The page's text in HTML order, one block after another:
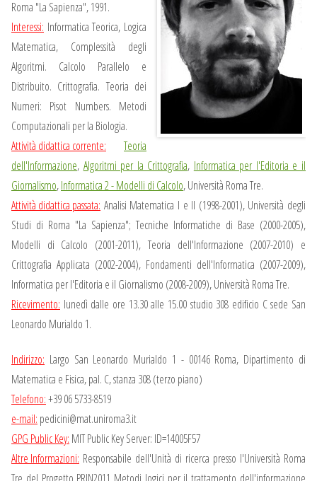
Roma "La Sapienza", 1991.
Interessi: Informatica Teorica, Logica
Matematica, Complessità degli
Algoritmi. Calcolo Parallelo e
Distribuito. Crittografia. Teoria dei
Numeri: Pisot Numbers. Metodi
Computazionali per la Biologia.
Attività didattica corrente:
Teoria
dell'Informazione, Algoritmi per la Crittografia, Informatica per l'Editoria e il
Giornalismo,Informatica 2 - Modelli di Calcolo, Università Roma Tre.
Attività didattica passata: Analisi Matematica I e II (1998-2001), Università degli
Studi di Roma "La Sapienza"; Tecniche Informatiche di Base (2000-2005),
Modelli di Calcolo (2001-2011), Teoria dell'Informazione (2007-2010) e
Crittografia Applicata (2002-2004), Fondamenti dell'Informatica (2007-2009),
Informatica per l'Editoria e il Giornalismo (2008-2009), Università Roma Tre.
Ricevimento: lunedì dalle ore 13.30 alle 15.00 studio 308 edificio C sede San
Leonardo Murialdo 1.
Indirizzo: Largo San Leonardo Murialdo 1 - 00146 Roma, Dipartimento di
Matematica e Fisica, pal. C, stanza 308 (terzo piano)
Telefono:+39 06 5733-8519
e-mail: pedicini@mat.uniroma3.it
GPG Public Key: MIT Public Key Server: ID=14005F57
Altre Informazioni: Responsabile dell'Unità di ricerca presso l'Università Roma
Tre del Progetto PRIN2011 Metodi logici per il trattamento dell'informazione